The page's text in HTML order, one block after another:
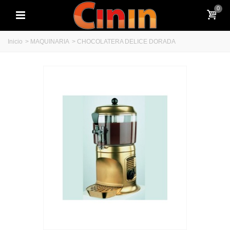
0
Inicio > MAQUINARIA > CHOCOLATERA DELICE DORADA